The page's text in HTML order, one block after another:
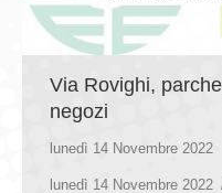
Via Rovighi,
negozi
lunedì 14 Novembre 2022
lunedì 14 Novembre 2022